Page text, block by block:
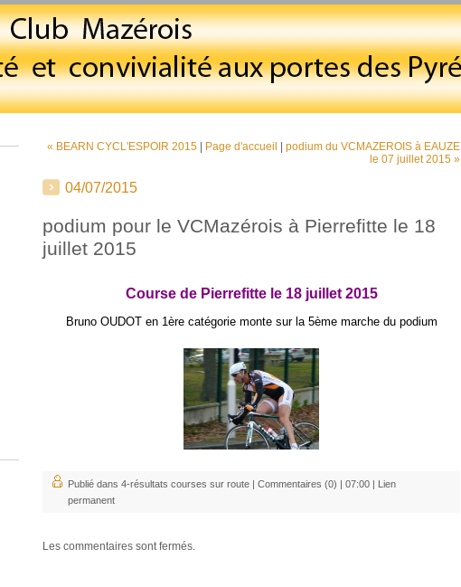
« BEARN CYCL'ESPOIR 2015 Page d'accueil
podium du VCMAZEROIS à EAUZE
le 07 juillet 2015 »
04/07/2015
podium pour le VCMazérois à Pierrefitte le 18
juillet 2015
Course de Pierrefitte le 18 juillet 2015
Bruno OUDOT en 1ère catégorie monte sur la 5ème marche du podium
Publié dans 4-résultats courses sur route | Commentaires (0) | 07:00 | Lien
permanent
Les commentaires sont fermés.